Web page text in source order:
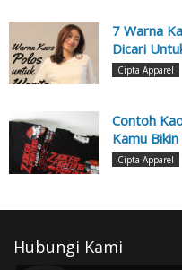
7 Warna
Dicari
Cipta Apparel
Contoh
Kamu
Cipta Apparel
Hubungi Kami